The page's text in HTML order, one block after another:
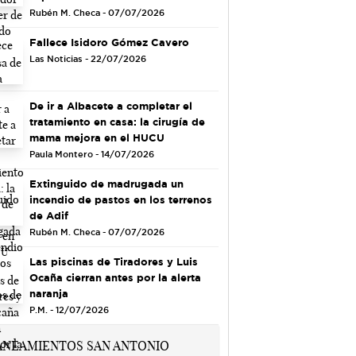
Rubén M. Checa - 07/07/2026
Fallece Isidoro Gómez Cavero
Las Noticias - 22/07/2026
De ir a Albacete a completar el
tratamiento en casa: la cirugía de
mama mejora en el HUCU
Paula Montero - 14/07/2026
Extinguido de madrugada un
incendio de pastos en los terrenos
de Adif
Rubén M. Checa - 07/07/2026
Las piscinas de Tiradores y Luis
Ocaña cierran antes por la alerta
naranja
P.M. - 12/07/2026